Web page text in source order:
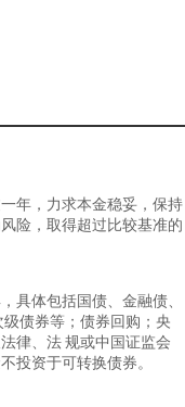
年，力求本金稳妥，保持
险，取得超过比较基准的
具体包括国债、金融债、
债券等；债券回购；央
律、法 规或中国证监会
投资于可转换债券。